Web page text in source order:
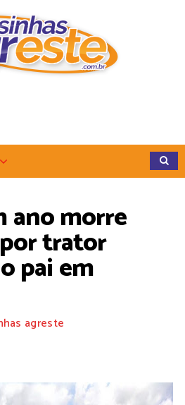
ano morre
trator
pai em
agreste